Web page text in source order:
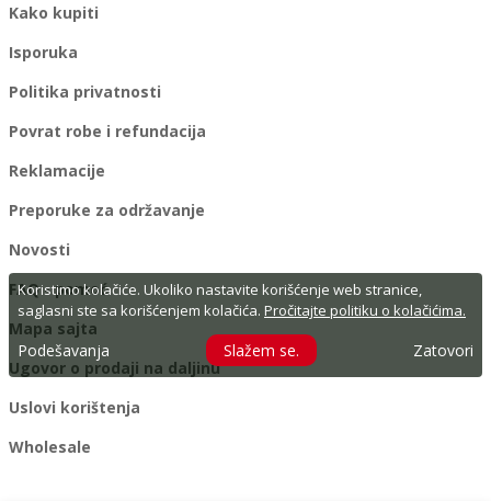
Koristimo kolačiće. Ukoliko nastavite korišćenje web stranice,
saglasni ste sa korišćenjem kolačića. Pročitajte politiku o kolačićima.
Podešavanja Slažem se. Zatovori
Kako kupiti
Isporuka
Politika privatnosti
Povrat robe i refundacija
Reklamacije
Preporuke za održavanje
Novosti
FAQ - pomoć
Mapa sajta
Ugovor o prodaji na daljinu
Uslovi korištenja
Wholesale